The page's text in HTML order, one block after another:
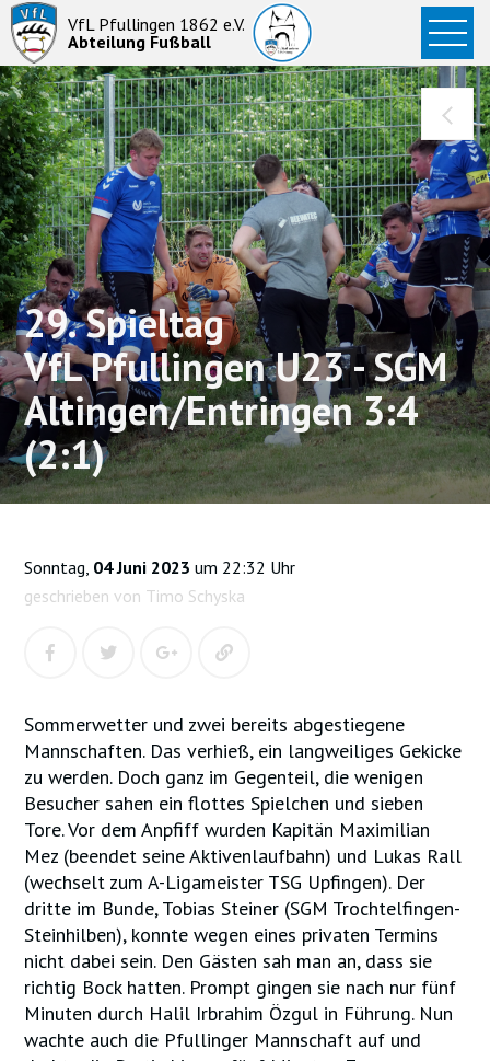
VfL Pfullingen 1862 e.V.
Abteilung Fußball
Startseite
News
Aktive
Junioren
Abteilung
29. Spieltag
VfL Pfullingen U23 - SGM
Altingen/Entringen 3:4
(2:1)
Sonntag, 04 Juni 2023 um 22:32 Uhr
geschrieben von Timo Schyska
Sommerwetter und zwei bereits abgestiegene
Mannschaften. Das verhieß, ein langweiliges Gekicke
zu werden. Doch ganz im Gegenteil, die wenigen
Besucher sahen ein flottes Spielchen und sieben
Tore. Vor dem Anpfiff wurden Kapitän Maximilian
Mez (beendet seine Aktivenlaufbahn) und Lukas Rall
(wechselt zum A-Ligameister TSG Upfingen). Der
dritte im Bunde, Tobias Steiner (SGM Trochtelfingen-
Steinhilben), konnte wegen eines privaten Termins
nicht dabei sein. Den Gästen sah man an, dass sie
richtig Bock hatten. Prompt gingen sie nach nur fünf
Minuten durch Halil Irbrahim Özgul in Führung. Nun
wachte auch die Pfullinger Mannschaft auf und